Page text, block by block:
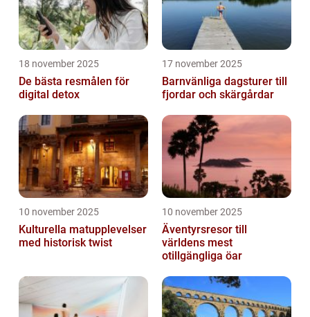
18 november 2025
De bästa resmålen för
digital detox
17 november 2025
Barnvänliga dagsturer till
fjordar och skärgårdar
10 november 2025
Kulturella matupplevelser
med historisk twist
10 november 2025
Äventyrsresor till
världens mest
otillgängliga öar